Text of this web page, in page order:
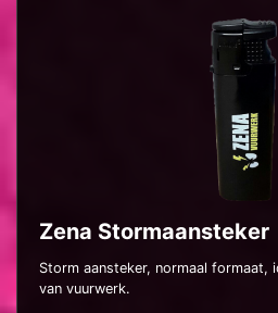
Zena Stormaansteker
Storm aansteker, normaal formaat,
van vuurwerk.